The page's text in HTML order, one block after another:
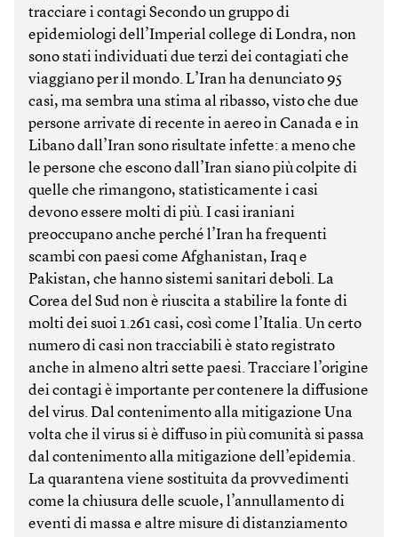
tracciare i contagi Secondo un gruppo di
epidemiologi dell’Imperial college di Londra, non
sono stati individuati due terzi dei contagiati che
viaggiano per il mondo. L’Iran ha denunciato 95
casi, ma sembra una stima al ribasso, visto che due
persone arrivate di recente in aereo in Canada e in
Libano dall’Iran sono risultate infette: a meno che
le persone che escono dall’Iran siano più colpite di
quelle che rimangono, statisticamente i casi
devono essere molti di più. I casi iraniani
preoccupano anche perché l’Iran ha frequenti
scambi con paesi come Afghanistan, Iraq e
Pakistan, che hanno sistemi sanitari deboli. La
Corea del Sud non è riuscita a stabilire la fonte di
molti dei suoi 1.261 casi, così come l’Italia. Un certo
numero di casi non tracciabili è stato registrato
anche in almeno altri sette paesi. Tracciare l’origine
dei contagi è importante per contenere la diffusione
del virus. Dal contenimento alla mitigazione Una
volta che il virus si è diffuso in più comunità si passa
dal contenimento alla mitigazione dell’epidemia.
La quarantena viene sostituita da provvedimenti
come la chiusura delle scuole, l’annullamento di
eventi di massa e altre misure di distanziamento